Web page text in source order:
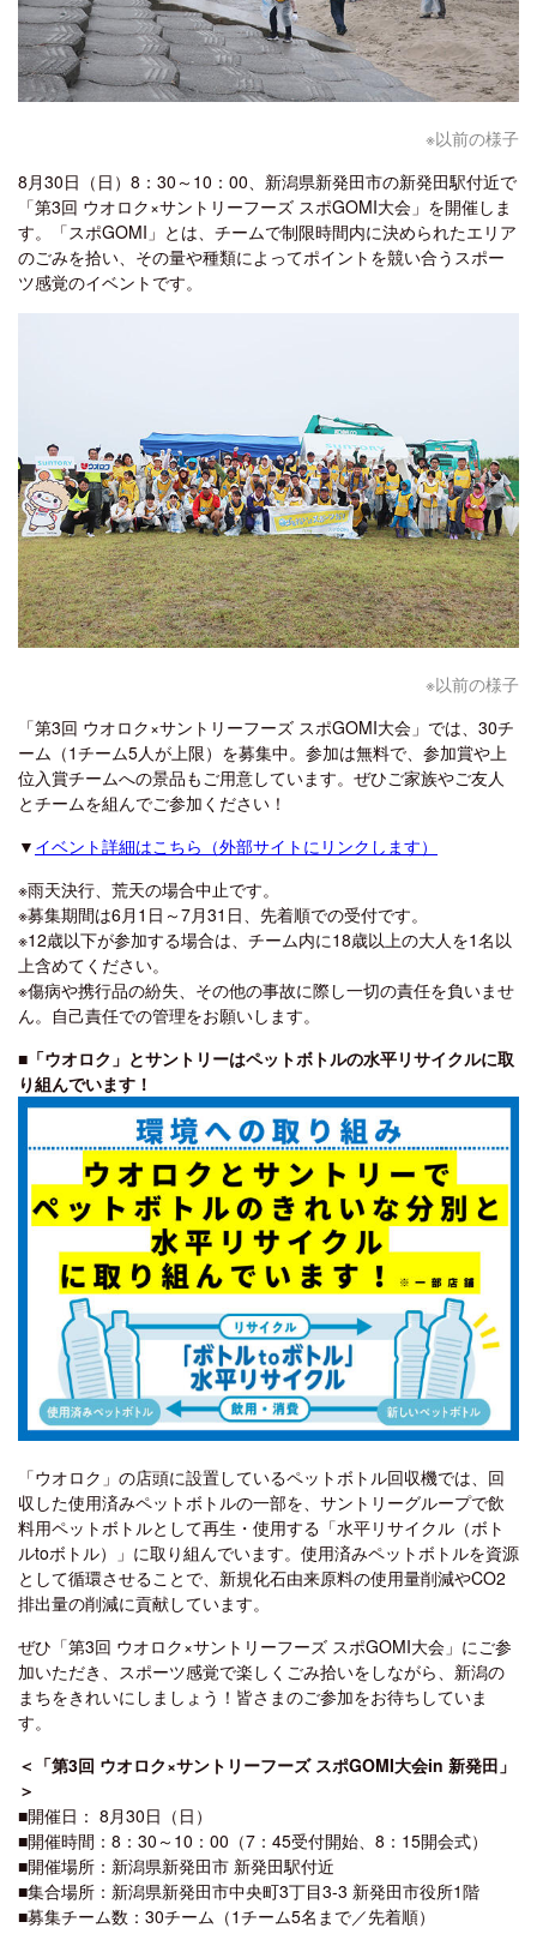
※以前の様子
8月30日（日）8：30～10：00、新潟県新発田市の新発田駅付近で
「第3回 ウオロク×サントリーフーズ スポGOMI大会」を開催しま
す。「スポGOMI」とは、チームで制限時間内に決められたエリア
のごみを拾い、その量や種類によってポイントを競い合うスポー
ツ感覚のイベントです。
※以前の様子
「第3回 ウオロク×サントリーフーズ スポGOMI大会」では、30チ
ーム（1チーム5人が上限）を募集中。参加は無料で、参加賞や上
位入賞チームへの景品もご用意しています。ぜひご家族やご友人
とチームを組んでご参加ください！
▼ イベント詳細はこちら（外部サイトにリンクします）
※雨天決行、荒天の場合中止です。
※募集期間は6月1日～7月31日、先着順での受付です。
※12歳以下が参加する場合は、チーム内に18歳以上の大人を1名以
上含めてください。
※傷病や携行品の紛失、その他の事故に際し一切の責任を負いませ
ん。自己責任での管理をお願いします。
■「ウオロク」とサントリーはペットボトルの水平リサイクルに取
り組んでいます！
「ウオロク」の店頭に設置しているペットボトル回収機では、回
収した使用済みペットボトルの一部を、サントリーグループで飲
料用ペットボトルとして再生・使用する「水平リサイクル（ボト
ルtoボトル）」に取り組んでいます。使用済みペットボトルを資源
として循環させることで、新規化石由来原料の使用量削減やCO2
排出量の削減に貢献しています。
ぜひ「第3回 ウオロク×サントリーフーズ スポGOMI大会」にご参
加いただき、スポーツ感覚で楽しくごみ拾いをしながら、新潟の
まちをきれいにしましょう！皆さまのご参加をお待ちしていま
す。
＜「第3回 ウオロク×サントリーフーズ スポGOMI大会in 新発田」
＞
■開催日： 8月30日（日）
■開催時間：8：30～10：00（7：45受付開始、8：15開会式）
■開催場所：新潟県新発田市 新発田駅付近
■集合場所：新潟県新発田市中央町3丁目3-3 新発田市役所1階
■募集チーム数：30チーム（1チーム5名まで／先着順）